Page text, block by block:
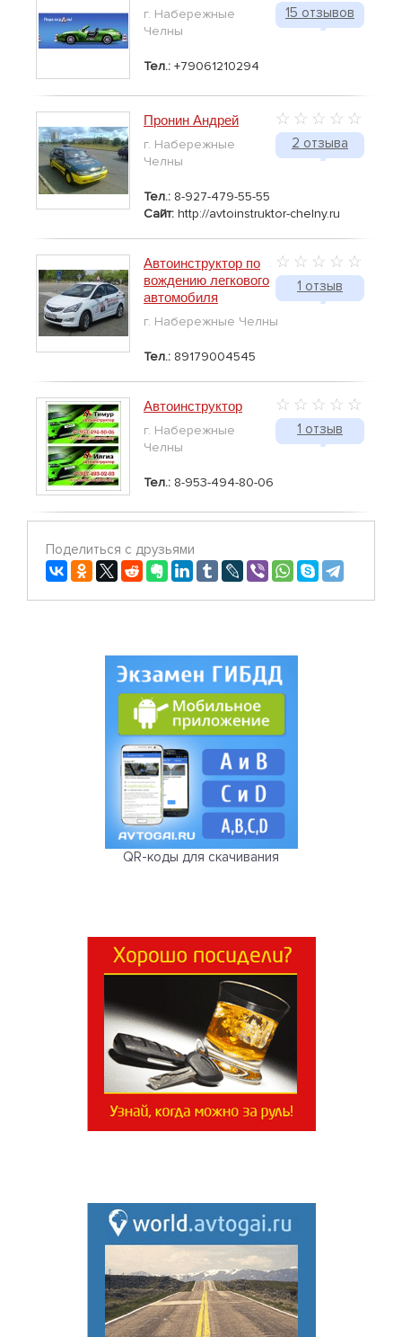
15 отзывов
г. Набережные
Челны
Тел.: +79061210294
2 отзыва
Пронин Андрей
г. Набережные
Челны
Тел.: 8-927-479-55-55
Сайт: http://avtoinstruktor-chelny.ru
1 отзыв
Автоинструктор по
вождению легкового
автомобиля
г. Набережные Челны
Тел.: 89179004545
1 отзыв
Автоинструктор
г. Набережные
Челны
Тел.: 8-953-494-80-06
Поделиться с друзьями
QR-коды для скачивания